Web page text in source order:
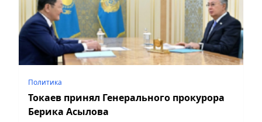
Политика
Токаев принял Генерального прокурора
Берика Асылова